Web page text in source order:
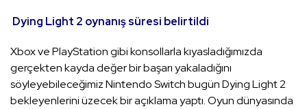
Dying Light 2 oynanış süresi belirtildi
Xbox ve PlayStation gibi konsollarla kıyasladığımızda
gerçekten kayda değer bir başarı yakaladığını
söyleyebileceğimiz Nintendo Switch bugün Dying Light 2
bekleyenlerini üzecek bir açıklama yaptı. Oyun dünyasında